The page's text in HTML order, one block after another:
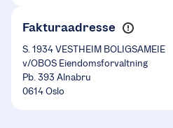
Fakturaadresse
S. 1934 VESTHEIM BOLIGSAMEIE
v/OBOS Eiendomsforvaltning
Pb. 393 Alnabru
0614 Oslo